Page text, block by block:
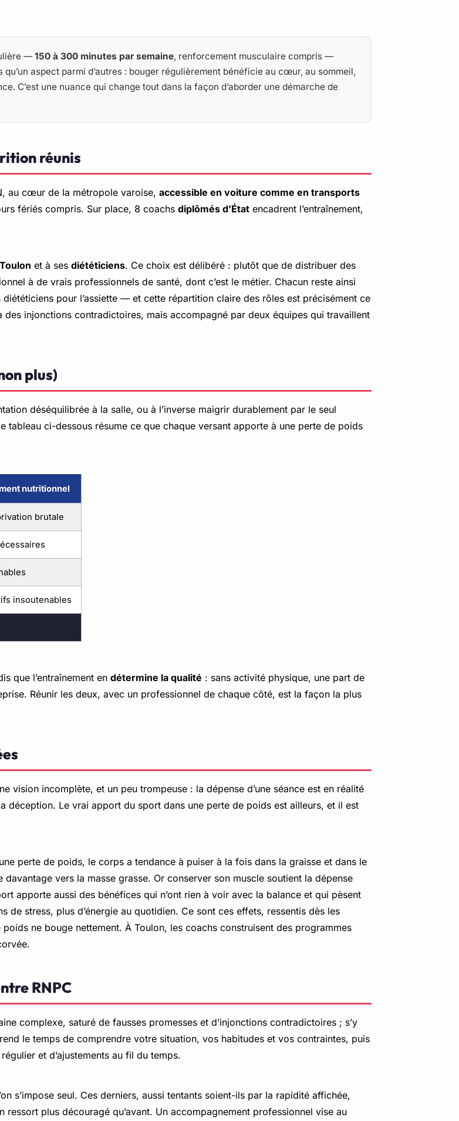
—150 à 300 minutes par semaine, renforcement musculaire compris —
aspect parmi d’autres : bouger régulièrement bénéficie au cœur, au sommeil,
C’est une nuance qui change tout dans la façon d’aborder une démarche de
réunis
au cœur de la métropole varoise, accessible en voiture comme en transports
fériés compris. Sur place, 8 coachs diplômés d’État encadrent l’entraînement,
et à ses diététiciens. Ce choix est délibéré : plutôt que de distribuer des
à de vrais professionnels de santé, dont c’est le métier. Chacun reste ainsi
pour l’assiette — et cette répartition claire des rôles est précisément ce
injonctions contradictoires, mais accompagné par deux équipes qui travaillent
plus)
déséquilibrée à la salle, ou à l’inverse maigrir durablement par le seul
ci-dessous résume ce que chaque versant apporte à une perte de poids
nutritionnel
brutale
insoutenables
que l’entraînement en détermine la qualité : sans activité physique, une part de
Réunir les deux, avec un professionnel de chaque côté, est la façon la plus
vision incomplète, et un peu trompeuse : la dépense d’une séance est en réalité
déception. Le vrai apport du sport dans une perte de poids est ailleurs, et il est
perte de poids, le corps a tendance à puiser à la fois dans la graisse et dans le
vers la masse grasse. Or conserver son muscle soutient la dépense
apporte aussi des bénéfices qui n’ont rien à voir avec la balance et qui pèsent
de stress, plus d’énergie au quotidien. Ce sont ces effets, ressentis dès les
ne bouge nettement. À Toulon, les coachs construisent des programmes
RNPC
complexe, saturé de fausses promesses et d’injonctions contradictoires ; s’y
le temps de comprendre votre situation, vos habitudes et vos contraintes, puis
et d’ajustements au fil du temps.
s’impose seul. Ces derniers, aussi tentants soient-ils par la rapidité affichée,
plus découragé qu’avant. Un accompagnement professionnel vise au